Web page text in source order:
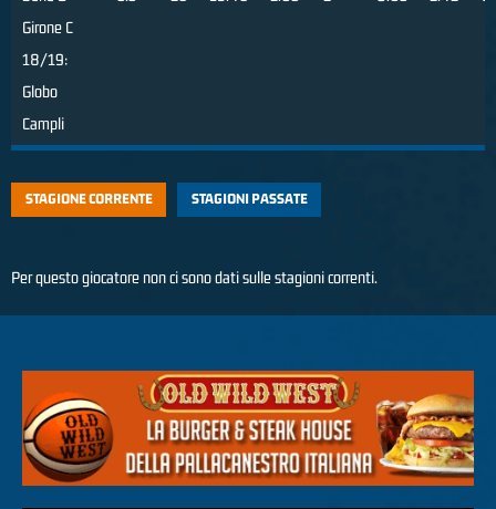
Girone C
18/19:
Globo
Campli
STAGIONE CORRENTE STAGIONI PASSATE
Per questo giocatore non ci sono dati sulle stagioni correnti.